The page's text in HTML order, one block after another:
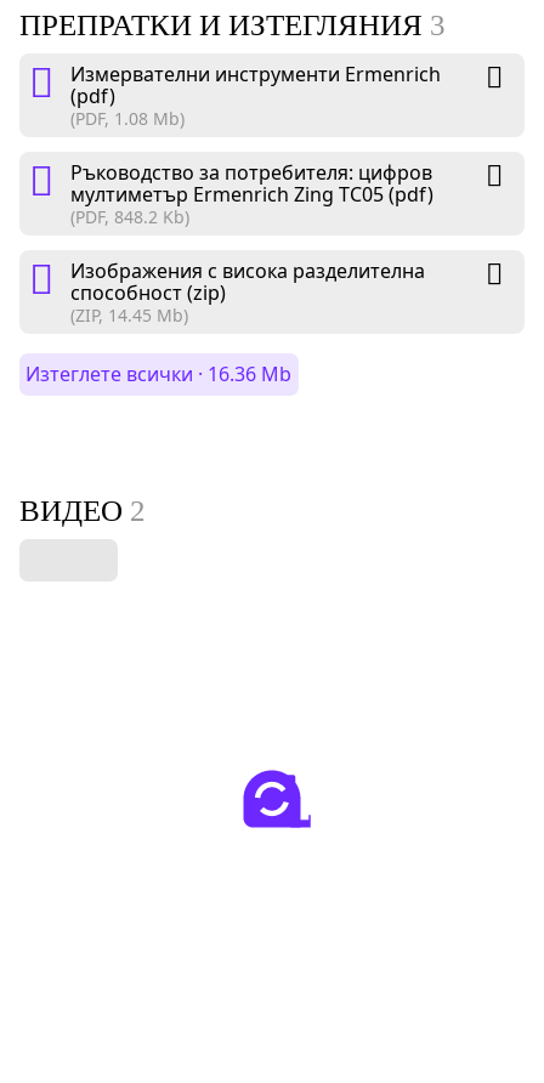
ПРЕПРАТКИ И ИЗТЕГЛЯНИЯ 3
Измервателни инструменти Ermenrich
(pdf)
(PDF, 1.08 Mb)
Ръководство за потребителя: цифров
мултиметър Ermenrich Zing TC05 (pdf)
(PDF, 848.2 Kb)
Изображения с висока разделителна
способност (zip)
(ZIP, 14.45 Mb)
Изтеглете всички · 16.36 Mb
ВИДЕО 2